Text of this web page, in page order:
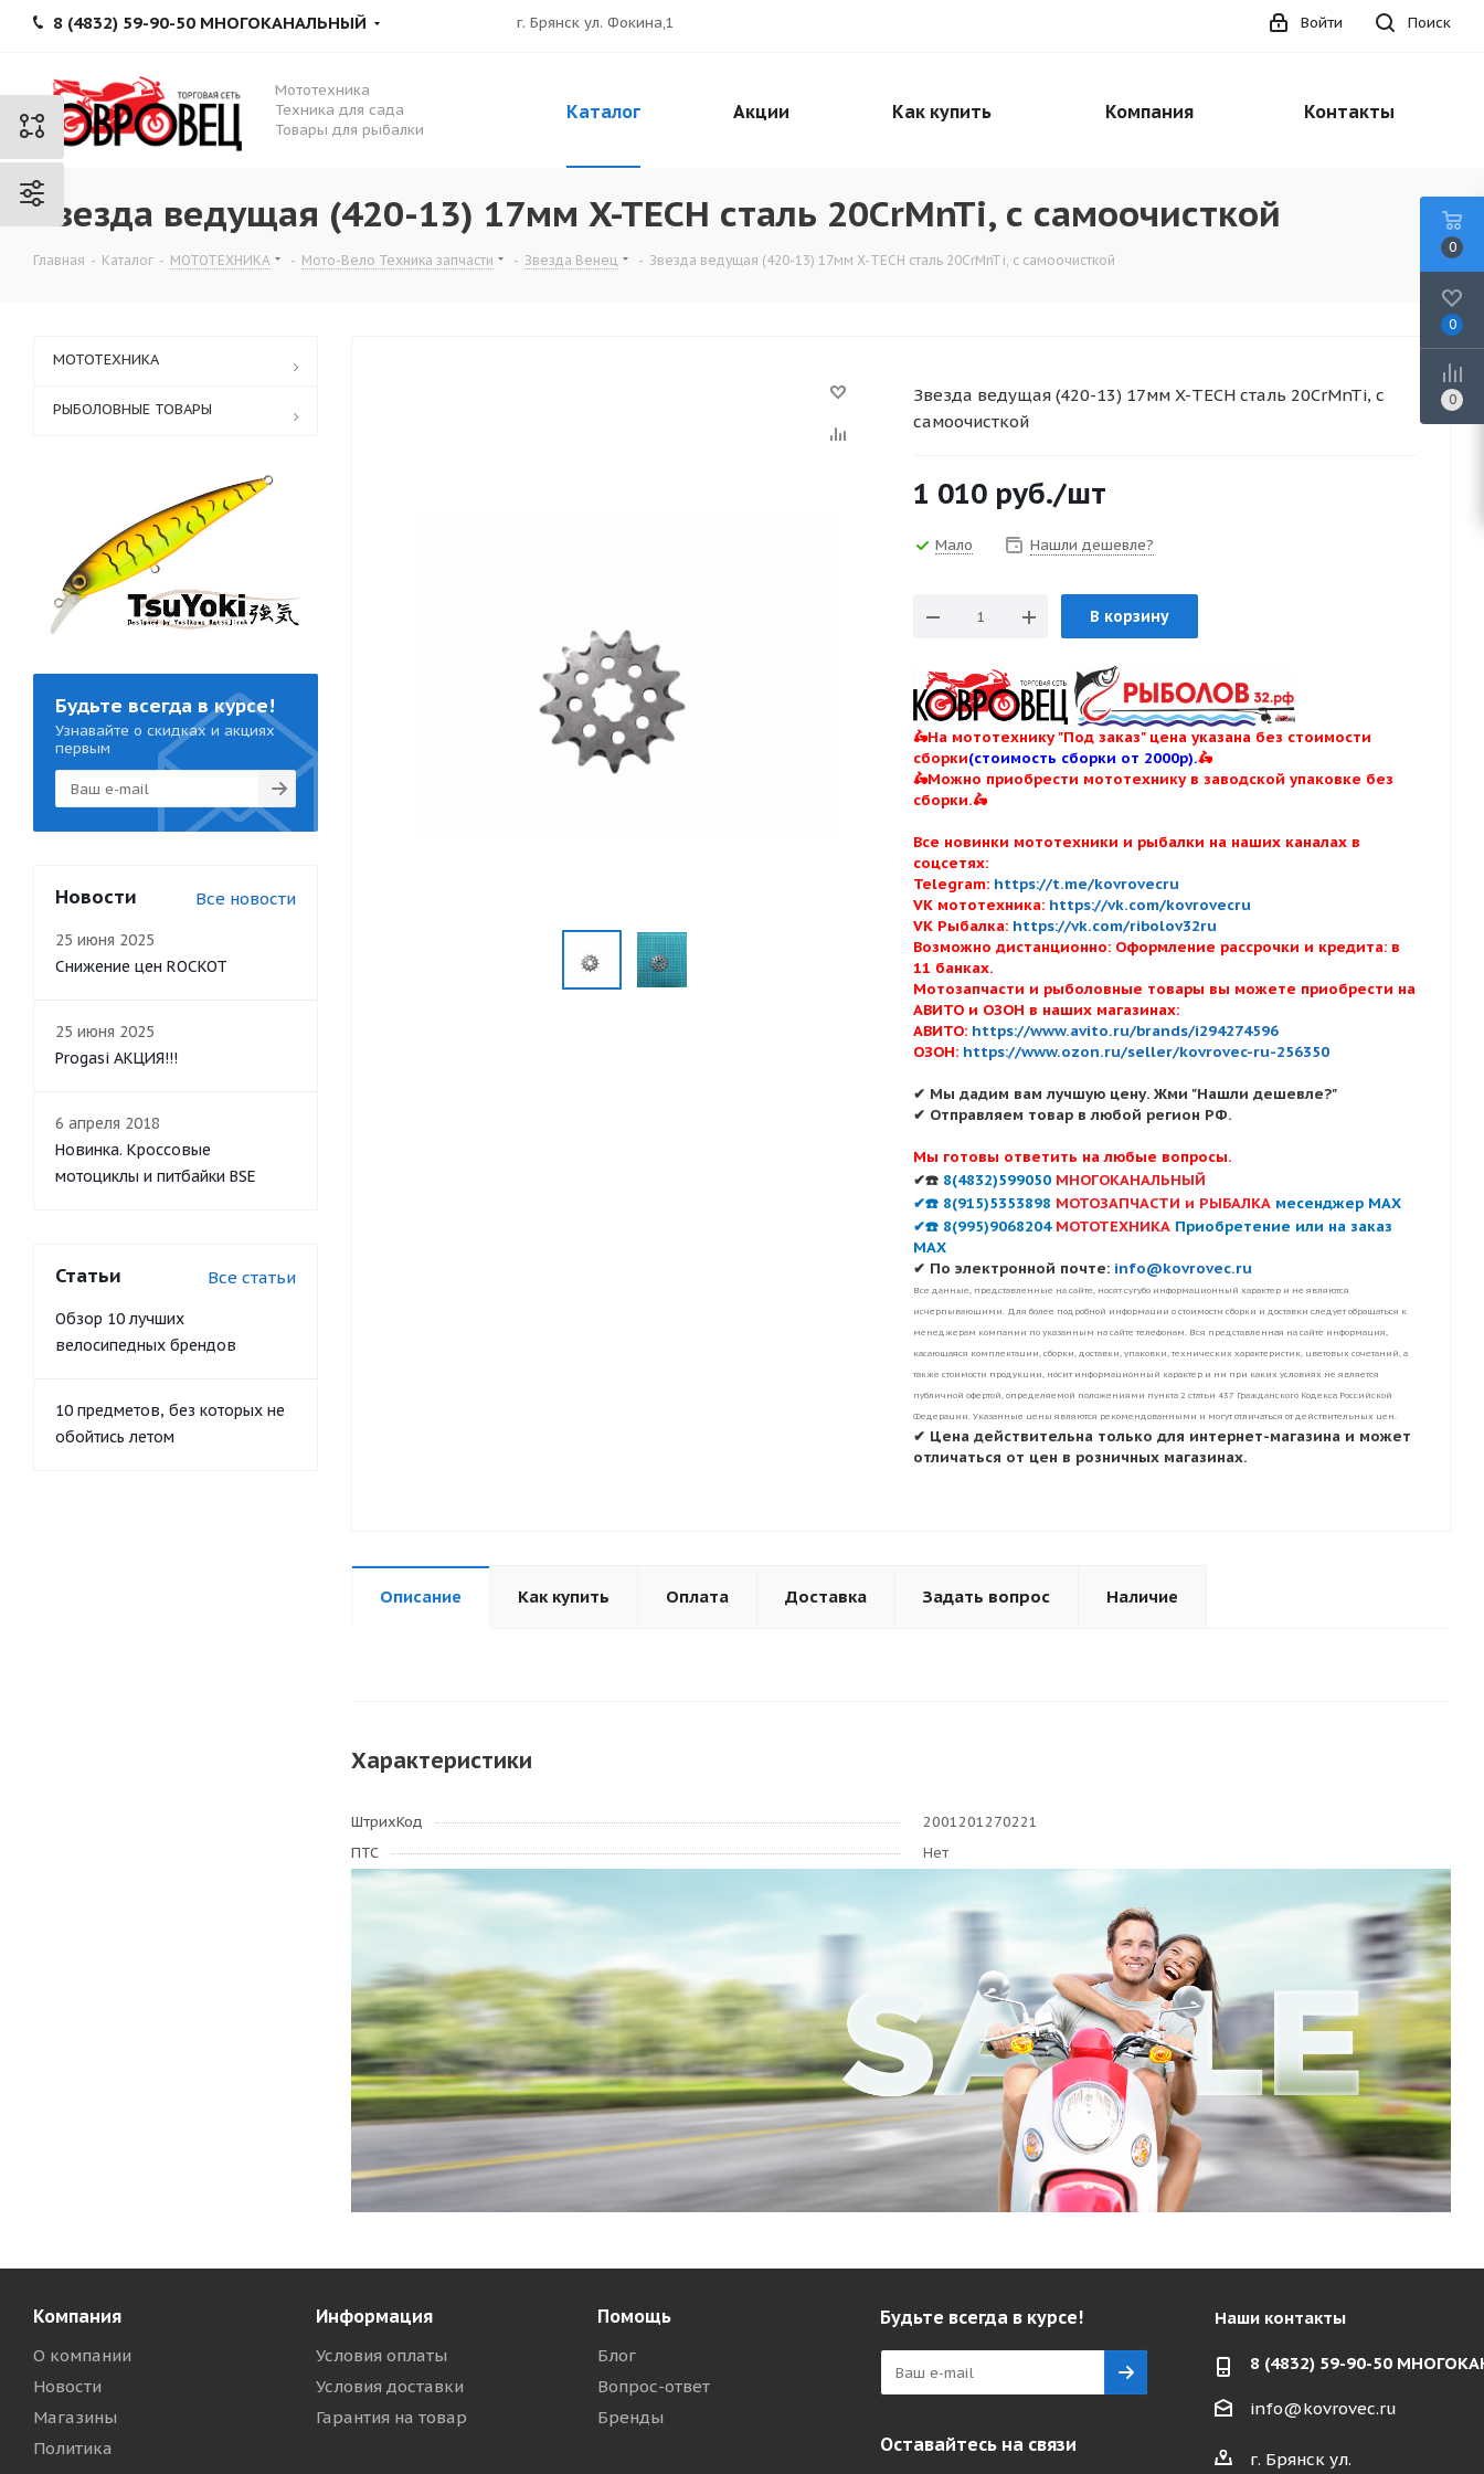
8 (4832) 59-90-50 МНОГОКАНАЛЬНЫЙ г. Брянск ул. Фокина,1 Поиск
Войти
Мототехника
Техника для сада
Товары для рыбалки
Каталог Акции Как купить Компания Контакты
Звезда ведущая (420-13) 17мм X-TECH сталь 20CrMnTi, с самоочисткой
Главная - Каталог - МОТОТЕХНИКА - Мото-Вело Техника запчасти - Звезда Венец - Звезда ведущая (420-13) 17мм X-TECH сталь 20CrMnTi, с самоочисткой
Звезда ведущая (420-13) 17мм X-TECH сталь 20CrMnTi, с
самоочисткой
1 010 руб./шт
Мало Нашли дешевле?
В корзину
🛵На мототехнику "Под заказ" цена указана без стоимости
сборки(стоимость сборки от 2000р).🛵
🛵Можно приобрести мототехнику в заводской упаковке без
сборки.🛵
Все новинки мототехники и рыбалки на наших каналах в
соцсетях:
Telegram: https://t.me/kovrovecru
VK мототехника: https://vk.com/kovrovecru
VK Рыбалка: https://vk.com/ribolov32ru
Возможно дистанционно: Оформление рассрочки и кредита: в
11 банках.
Мотозапчасти и рыболовные товары вы можете приобрести на
АВИТО и ОЗОН в наших магазинах:
АВИТО: https://www.avito.ru/brands/i294274596
ОЗОН: https://www.ozon.ru/seller/kovrovec-ru-256350
✔ Мы дадим вам лучшую цену. Жми "Нашли дешевле?"
✔ Отправляем товар в любой регион РФ.
Мы готовы ответить на любые вопросы.
✔☎️ 8(4832)599050 МНОГОКАНАЛЬНЫЙ
✔☎️ 8(915)5353898 МОТОЗАПЧАСТИ и РЫБАЛКА месенджер MAX
✔☎️ 8(995)9068204 МОТОТЕХНИКА Приобретение или на заказ
MAX
✔ По электронной почте: info@kovrovec.ru
Все данные, представленные на сайте, носят сугубо информационный характер и не являются
исчерпывающими. Для более подробной информации о стоимости сборки и доставки следует обращаться к
менеджерам компании по указанным на сайте телефонам. Вся представленная на сайте информация,
касающаяся комплектации, сборки, доставки, упаковки, технических характеристик, цветовых сочетаний, а
также стоимости продукции, носит информационный характер и ни при каких условиях не является
публичной офертой, определяемой положениями пункта 2 статьи 437 Гражданского Кодекса Российской
Федерации. Указанные цены являются рекомендованными и могут отличаться от действительных цен.
✔ Цена действительна только для интернет-магазина и может
отличаться от цен в розничных магазинах.
Описание Как купить Оплата Доставка Задать вопрос Наличие
Характеристики
ШтрихКод
2001201270221
ПТС
Нет
МОТОТЕХНИКА
РЫБОЛОВНЫЕ ТОВАРЫ
Будьте всегда в курсе!
Узнавайте о скидках и акциях
первым
Новости Все новости
25 июня 2025
Снижение цен ROCKOT
25 июня 2025
Progasi АКЦИЯ!!!
6 апреля 2018
Новинка. Кроссовые
мотоциклы и питбайки BSE
Статьи Все статьи
Обзор 10 лучших
велосипедных брендов
10 предметов, без которых не
обойтись летом
Компания
О компании
Новости
Магазины
Политика
Информация
Условия оплаты
Условия доставки
Гарантия на товар
Помощь
Блог
Вопрос-ответ
Бренды
Будьте всегда в курсе!
Оставайтесь на связи
Наши контакты
8 (4832) 59-90-50
info@kovrovec.ru
г. Брянск ул.
0
0
0